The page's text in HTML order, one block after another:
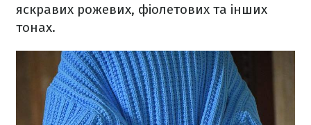
яскравих рожевих, фіолетових та інших
тонах.